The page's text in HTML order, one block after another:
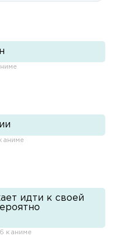
аниме
идти к своей
к аниме